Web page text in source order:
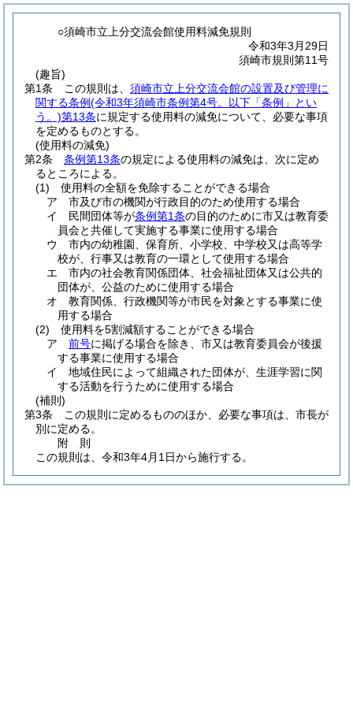
○須崎市立上分交流会館使用料減免規則
令和3年3月29日
須崎市規則第11号
(趣旨)
第1条
この規則は、 須崎市立上分交流会館の設置及び管理に
関する条例(令和3年須崎市条例第4号。以下「条例」とい
う。)第13条に規定する使用料の減免について、必要な事項
を定めるものとする。
(使用料の減免)
第2条
条例第13条の規定による使用料の減免は、次に定め
るところによる。
(1)
使用料の全額を免除することができる場合
ア
市及び市の機関が行政目的のため使用する場合
イ
民間団体等が条例第1条の目的のために市又は教育委
員会と共催して実施する事業に使用する場合
ウ
市内の幼稚園、保育所、小学校、中学校又は高等学
校が、行事又は教育の一環として使用する場合
エ
市内の社会教育関係団体、社会福祉団体又は公共的
団体が、公益のために使用する場合
オ
教育関係、行政機関等が市民を対象とする事業に使
用する場合
(2)
使用料を5割減額することができる場合
ア
前号に掲げる場合を除き、市又は教育委員会が後援
する事業に使用する場合
イ
地域住民によって組織された団体が、生涯学習に関
する活動を行うために使用する場合
(補則)
第3条
この規則に定めるもののほか、必要な事項は、市長が
別に定める。
附 則
この規則は、令和3年4月1日から施行する。